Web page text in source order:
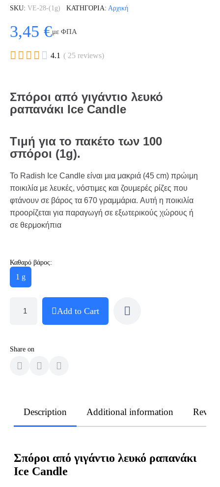
SKU VE-28-(1g) ΚΑΤΗΓΟΡΊΑ Αρχική
3,45 €με ΦΠΑ
     4.1 ( 25 reviews)
Σπόροι από γιγάντιο λευκό
ραπανάκι Ice Candle
Τιμή για το πακέτο των 100
σπόροι (1g).
Το Radish Ice Candle είναι μια μακριά (45 cm) πρώιμη
ποικιλία με λευκές, νόστιμες και ζουμερές ρίζες που
φτάνουν σε βάρος τα 670 γραμμάρια. Αυτή η ποικιλία
προορίζεται για παραγωγή σε εξωτερικούς χώρους ή
σε θερμοκήπια
Καθαρό βάρος:
1 g
Add to Cart
Share on
Description Additional information
Σπόροι από γιγάντιο λευκό ραπανάκι
Ice Candle